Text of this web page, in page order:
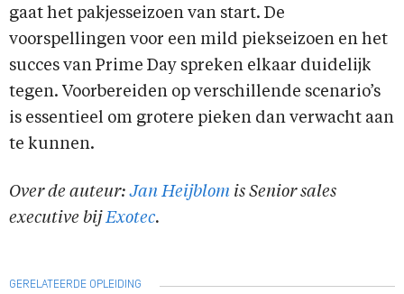
gaat het pakjesseizoen van start. De
voorspellingen voor een mild piekseizoen en het
succes van Prime Day spreken elkaar duidelijk
tegen. Voorbereiden op verschillende scenario’s
is essentieel om grotere pieken dan verwacht aan
te kunnen.
Over de auteur:Jan Heijblom is Senior sales
executive bij Exotec.
GERELATEERDE OPLEIDING